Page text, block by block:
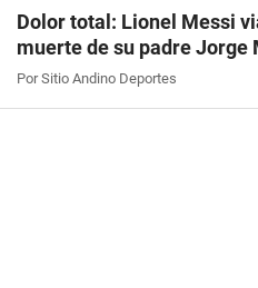
Dolor total: Lionel Messi
muerte de su padre Jorge
Por Sitio Andino Deportes